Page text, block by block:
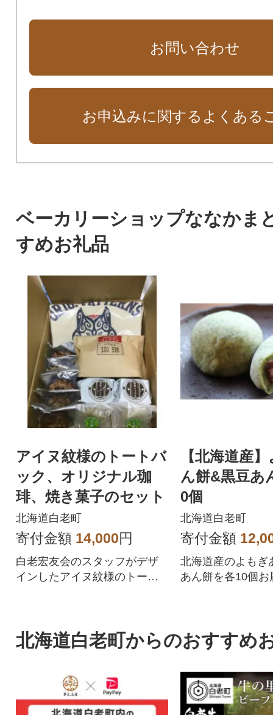
お問い合わせ
お申込みに関するよくある
ベーカリーショップななかま
すめお礼品
アイヌ紋様のトートバ
ック、オリジナル珈
琲、焼き菓子のセット
北海道白老町
寄付金額 14,000円
白老宏友会のスタッフがデザ
インしたアイヌ紋様のトート
【北海道産
ん餅&黒豆
0個
北海道白老町
寄付金額
北海道産のよもぎ
あん餅を各10個お
北海道白老町からのおすすめ